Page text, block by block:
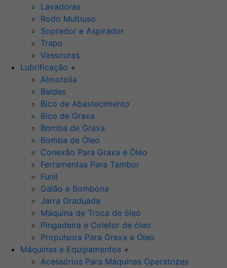
Lavadoras
Rodo Multiuso
Soprador e Aspirador
Trapo
Vassouras
Lubrificação +
Almotolia
Baldes
Bico de Abastecimento
Bico de Graxa
Bomba de Graxa
Bomba de Óleo
Conexão Para Graxa e Óleo
Ferramentas Para Tambor
Funil
Galão e Bombona
Jarra Graduada
Máquina de Troca de óleo
Pingadeira e Coletor de óleo
Propulsora Para Graxa e Óleo
Máquinas e Equipamentos +
Acessórios Para Máquinas Operatrizes